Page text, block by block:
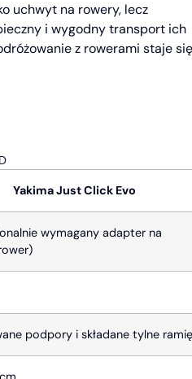
uchwyt na rowery, lecz
i wygodny transport ich
z rowerami staje się
Yakima Just Click Evo
wymagany adapter na
podpory i składane tylne